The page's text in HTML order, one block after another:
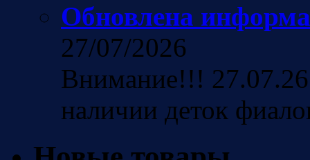
Обновлена
27/07/2026
Внимание!!!
наличии деток